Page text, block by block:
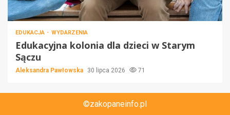
EDUKACJA WYDARZENIA
Edukacyjna kolonia dla dzieci w Starym
Sączu
Aleksandra Pawłowska 30 lipca 2026 71
©zakopaneinfo.pl